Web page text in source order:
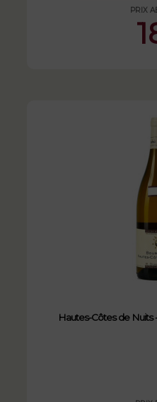
PRIX
Hautes-Côtes de Nuits